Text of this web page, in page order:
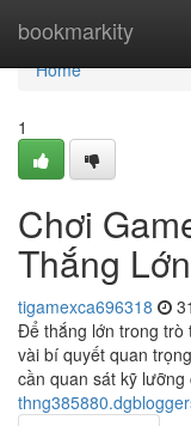
bookmarkity
Home
Home
1
Chơi
Thắng Lớn
tigamexca696318
Để thắng lớn trong trò
vài bí quyết quan
cần quan sát kỹ